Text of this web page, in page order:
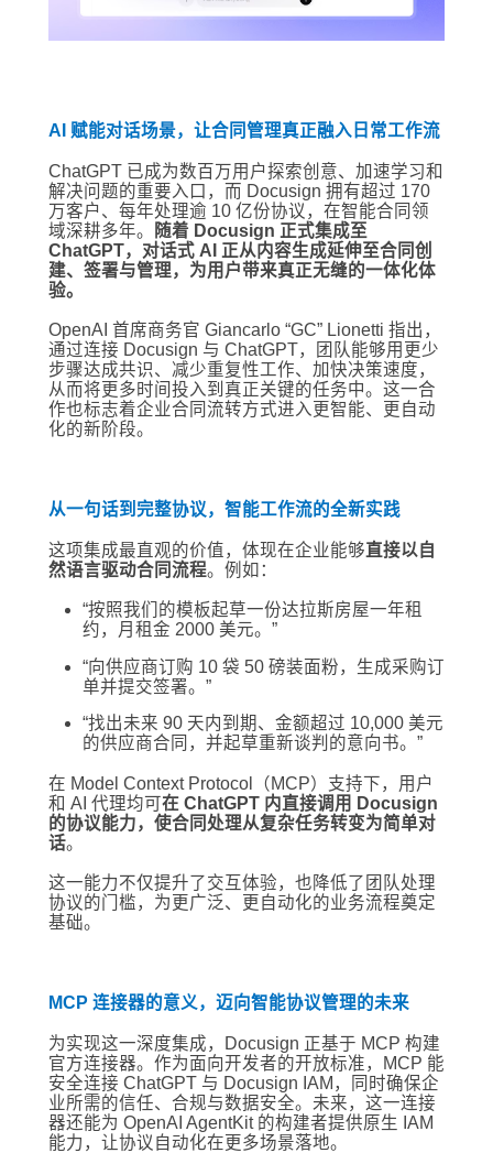
AI 赋能对话场景，让合同管理真正融入日常工作流
ChatGPT 已成为数百万用户探索创意、加速学习和
解决问题的重要入口，而 Docusign 拥有超过 170
万客户、每年处理逾 10 亿份协议，在智能合同领
域深耕多年。
随着 Docusign 正式集成至
ChatGPT，对话式 AI 正从内容生成延伸至合同创
建、签署与管理，为用户带来真正无缝的一体化体
验。
OpenAI 首席商务官 Giancarlo “GC” Lionetti 指出，
通过连接 Docusign 与 ChatGPT，团队能够用更少
步骤达成共识、减少重复性工作、加快决策速度，
从而将更多时间投入到真正关键的任务中。这一合
作也标志着企业合同流转方式进入更智能、更自动
化的新阶段。
从一句话到完整协议，智能工作流的全新实践
这项集成最直观的价值，体现在企业能够直接以自
然语言驱动合同流程。例如：
“按照我们的模板起草一份达拉斯房屋一年租
约，月租金 2000 美元。”
“向供应商订购 10 袋 50 磅装面粉，生成采购订
单并提交签署。”
“找出未来 90 天内到期、金额超过 10,000 美元
的供应商合同，并起草重新谈判的意向书。”
在 Model Context Protocol（MCP）支持下，用户
和 AI 代理均可在 ChatGPT 内直接调用 Docusign
的协议能力，使合同处理从复杂任务转变为简单对
话。
这一能力不仅提升了交互体验，也降低了团队处理
协议的门槛，为更广泛、更自动化的业务流程奠定
基础。
MCP 连接器的意义，迈向智能协议管理的未来
为实现这一深度集成，Docusign 正基于 MCP 构建
官方连接器。作为面向开发者的开放标准，MCP 能
安全连接 ChatGPT 与 Docusign IAM，同时确保企
业所需的信任、合规与数据安全。未来，这一连接
器还能为 OpenAI AgentKit 的构建者提供原生 IAM
能力，让协议自动化在更多场景落地。